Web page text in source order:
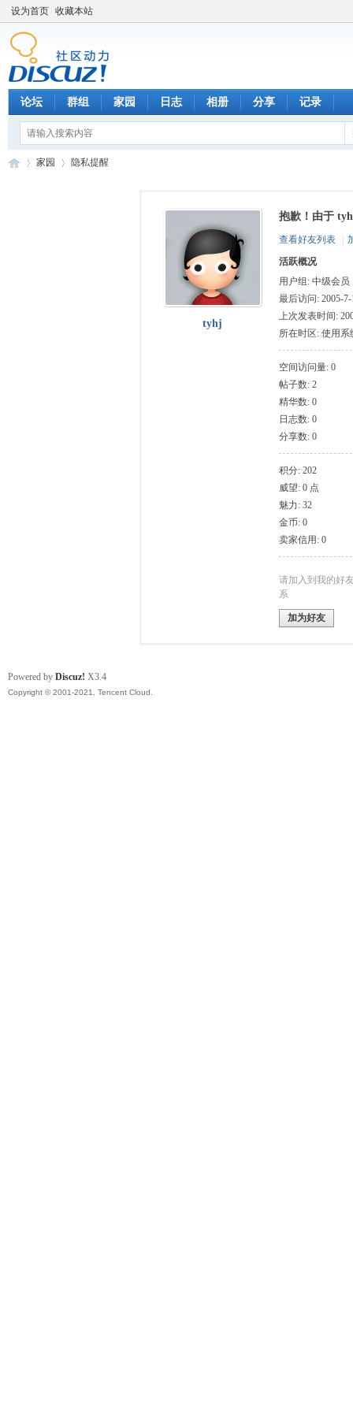
设为首页 收藏本站
论坛 群组 家园 日志 相册 分享 记录
家园 隐私提醒
tyhj
抱歉！由于
查看好友列表
活跃概况
用户组: 中级会员
最后访问: 2005-7-
上次发表时间:
所在时区: 使用系
空间访问量: 0
帖子数: 2
精华数: 0
日志数: 0
分享数: 0
积分: 202
威望: 0 点
魅力: 32
金币: 0
卖家信用: 0
请加入到我的好
系
加为好友
Powered by Discuz! X3.4
Copyright © 2001-2021, Tencent Cloud.